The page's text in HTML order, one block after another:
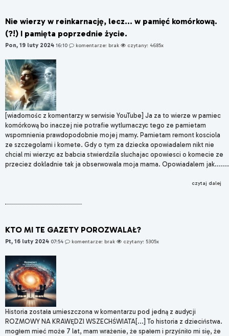
Nie wierzy w reinkarnację, lecz... w pamięć komórkową.
(?!) I pamięta poprzednie życie.
Pon, 19 luty 2024 16:10 komentarze: brak czytany: 4685x
[wiadomośc z komentarzy w serwisie YouTube] Ja za to wierze w pamiec
komórkową bo inaczej nie potrafie wytlumaczyc tego ze pamietam
wspomnienia prawdopodobnie mojej mamy. Pamietam remont kosciola
ze szczegolami i komete. Gdy o tym za dziecka opowiadalem nikt nie
chcial mi wierzyc az babcia stwierdzila sluchajac opowiesci o komecie ze
przeciez dokladnie tak ja obserwowala moja mama. Opowiadalem jak.......
czytaj dalej
KTO MI TE GAZETY POROZWALAŁ?
Pt, 16 luty 2024 07:54 komentarze: brak czytany: 5305x
Historia została umieszczona w komentarzu pod jedną z audycji
ROZMOWY NA KRAWĘDZI WSZECHŚWIATA[...] To historia z dzieciństwa.
mogłem mieć może 7 lat, mam wrażenie, że spałem i przyśniło mi się, że